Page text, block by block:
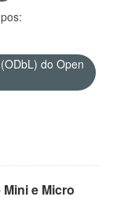
do Open
e Micro